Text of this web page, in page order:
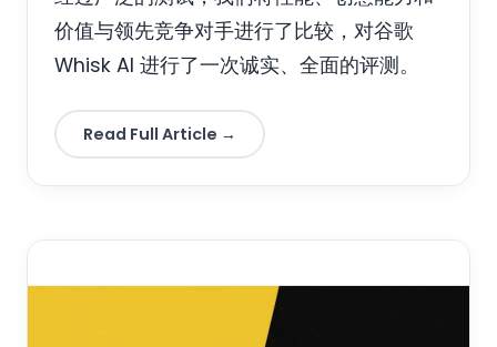
价值与领先竞争对手进行了比较，对谷歌
Whisk AI 进行了一次诚实、全面的评测。
Read Full Article →